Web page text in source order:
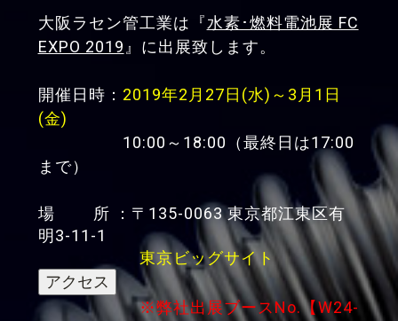
大阪ラセン管工業は『水素･燃料電池展 FC
EXPO 2019 』に出展致します。
開催日時： 2019年2月27日(水)～3月1日
(金)
10:00～18:00（最終日は17:00
まで）
場 所 ：〒135-0063 東京都江東区有
明3-11-1
東京ビッグサイト
※弊社出展ブースNo.【W24-